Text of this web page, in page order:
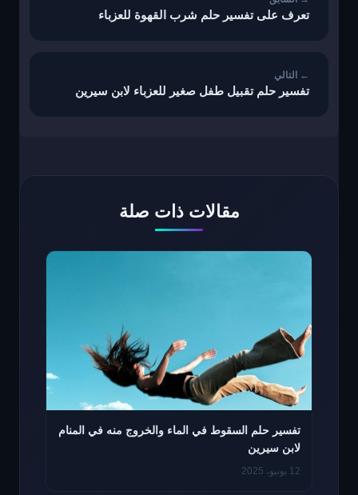
تعرف على تفسير حلم شرب القهوة للعزباء
تفسير حلم تقبيل طفل صغير للعزباء لابن سيرين
مقالات ذات صلة
تفسير حلم السقوط في الماء والخروج منه في المنام
لابن سيرين
12 يونيو، 2025